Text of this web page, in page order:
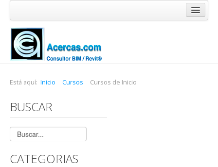
Inicio
Blog
Cursos
Software
Acercas
Está aquí: Inicio Cursos Cursos de Inicio
BUSCAR
CATEGORIAS